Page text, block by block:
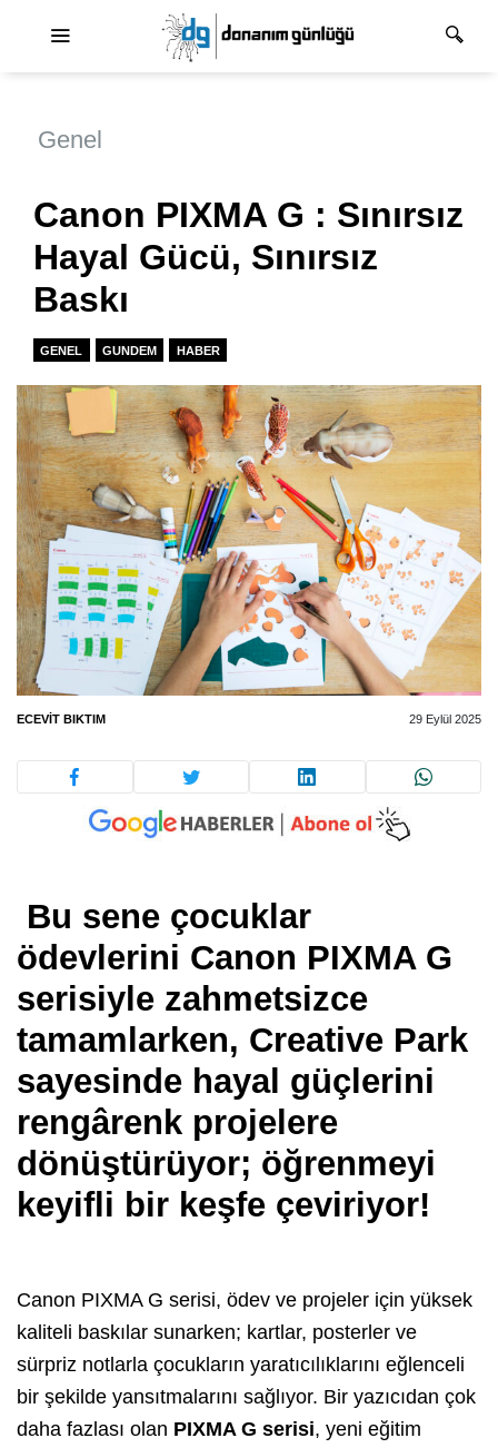
Genel
Canon PIXMA G : Sınırsız
Hayal Gücü, Sınırsız
Baskı
GENEL GUNDEM HABER
ECEVIT BIKTIM 29 Eylül 2025
Bu sene çocuklar
ödevlerini Canon PIXMA G
serisiyle zahmetsizce
tamamlarken, Creative Park
sayesinde hayal güçlerini
rengârenk projelere
dönüştürüyor; öğrenmeyi
keyifli bir keşfe çeviriyor!
Canon PIXMA G serisi, ödev ve projeler için yüksek
kaliteli baskılar sunarken; kartlar, posterler ve
sürpriz notlarla çocukların yaratıcılıklarını eğlenceli
bir şekilde yansıtmalarını sağlıyor. Bir yazıcıdan çok
daha fazlası olan PIXMA G serisi, yeni eğitim